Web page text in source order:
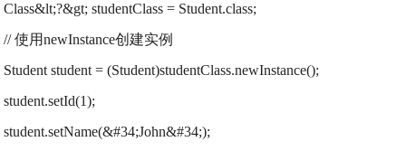
Class&lt;?&gt; studentClass = Student.class;
// 使用newInstance创建实例
Student student = (Student)studentClass.newInstance();
student.setId(1);
student.setName(&#34;John&#34;);